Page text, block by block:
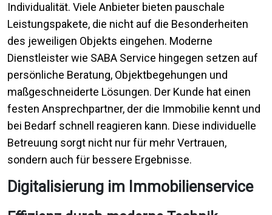
Individualität. Viele Anbieter bieten pauschale
Leistungspakete, die nicht auf die Besonderheiten
des jeweiligen Objekts eingehen. Moderne
Dienstleister wie SABA Service hingegen setzen auf
persönliche Beratung, Objektbegehungen und
maßgeschneiderte Lösungen. Der Kunde hat einen
festen Ansprechpartner, der die Immobilie kennt und
bei Bedarf schnell reagieren kann. Diese individuelle
Betreuung sorgt nicht nur für mehr Vertrauen,
sondern auch für bessere Ergebnisse.
Digitalisierung im Immobilienservice